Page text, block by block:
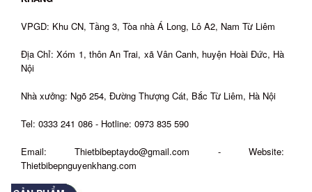
VPGD: Khu CN, Tầng 3, Tòa nhà Á Long, Lô A2, Nam Từ Liêm
Địa Chỉ: Xóm 1, thôn An Trai, xã Vân Canh, huyện Hoài Đức, Hà
Nội
Nhà xưởng: Ngõ 254, Đường Thượng Cát, Bắc Từ Liêm, Hà Nội
Tel: 0333 241 086 - Hotline: 0973 835 590
Email: Thietbibeptaydo@gmail.com - Website:
Thietbibepnguyenkhang.com